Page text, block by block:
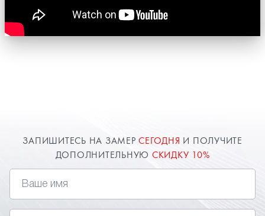
ЗАПИШИТЕСЬ НА ЗАМЕРСЕГОДНЯ И ПОЛУЧИТЕ
ДОПОЛНИТЕЛЬНУЮ СКИДКУ 10%